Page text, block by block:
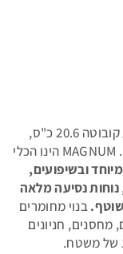
מצוידת במנוע קובוטה 20.6 כ"ס,
מערכות הידראולית ומערכת פילטרים לסינון. MAGNUM הינו הכלי
ובשיפועים,
נוחות נסיעה מלאה
בנוי מחומרים
מחסנים, חניונים
של משטח.